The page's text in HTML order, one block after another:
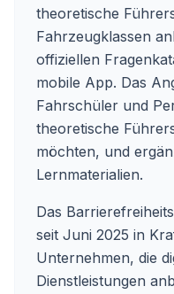
theoretische
Fahrzeugklassen
offiziellen
mobile App. Das
Fahrschüler und
theoretische
möchten, und
Lernmaterialien.
Das
seit Juni 2025 in
Unternehmen, die
Dienstleistungen